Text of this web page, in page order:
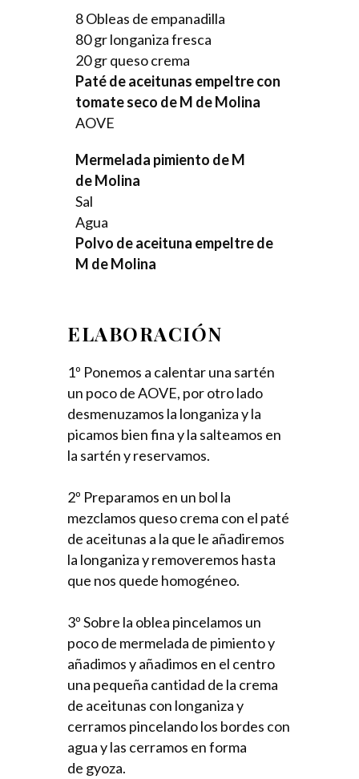
8 Obleas de empanadilla
80 gr longaniza fresca
20 gr queso crema
Paté de aceitunas empeltre con
tomate seco de M de Molina
AOVE
Mermelada pimiento de M
de Molina
Sal
Agua
Polvo de aceituna empeltrede
M de Molina
ELABORACIÓN
1º Ponemos a calentar una sartén
un poco de AOVE, por otro lado
desmenuzamos la longaniza y la
picamos bien fina y la salteamos en
la sartén y reservamos.
2º Preparamos en un bol la
mezclamos queso crema con el paté
de aceitunas a la que le añadiremos
la longaniza y removeremos hasta
que nos quede homogéneo.
3º Sobre la oblea pincelamos un
poco de mermelada de pimiento y
añadimos y añadimos en el centro
una pequeña cantidad de la crema
de aceitunas con longaniza y
cerramos pincelando los bordes con
agua y las cerramos en forma
de gyoza.